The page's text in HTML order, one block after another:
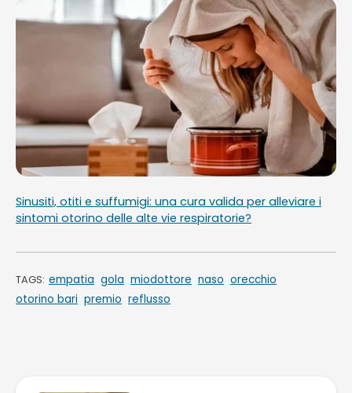
Sinusiti, otiti e suffumigi: una cura valida per alleviare i
sintomi otorino delle alte vie respiratorie?
TAGS: empatia gola miodottore naso orecchio
otorino bari premio reflusso